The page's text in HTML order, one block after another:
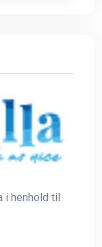
i henhold til